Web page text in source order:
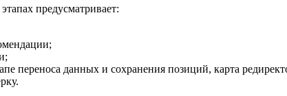
предусматривает:
переноса данных и сохранения позиций, карта